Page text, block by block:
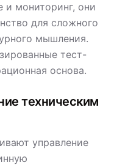
и мониторинг, они
для сложного
мышления.
тест-
основа.
техническим
управление